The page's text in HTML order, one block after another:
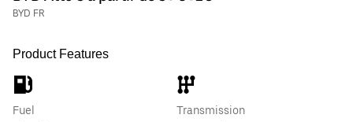
BYD FR
Product Features
Fuel
Transmission